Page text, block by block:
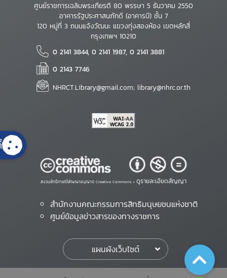
ศูนย์ราชการเฉลิมพระเกียรติ 80 พรรษา 5 ธันวาคม 2550
อาคารรัฐประศาสนภักดี (อาคารบี) ชั้น 7
120 หมู่ที่ 3 ถนนแจ้งวัฒนะ แขวงทุ่งสองห้อง เขตหลักสี่
กรุงเทพฯ 10210
0 2141 3844, 0 2141 1987, 0 2141 3881
0 2143 7746
NHRCT.Library@gmail.com; library@nhrc.or.th
สงวนสิทธิ์ภายใต้สัญญาอนุญาต Creative Commons • ดูรายละเอียดสัญญา
สำนักงานคณะกรรมการสิทธิมนุษยชนแห่งชาติ
ศูนย์ข้อมูลข่าวสารของทางราชการ
แผนผังเว็บไซต์